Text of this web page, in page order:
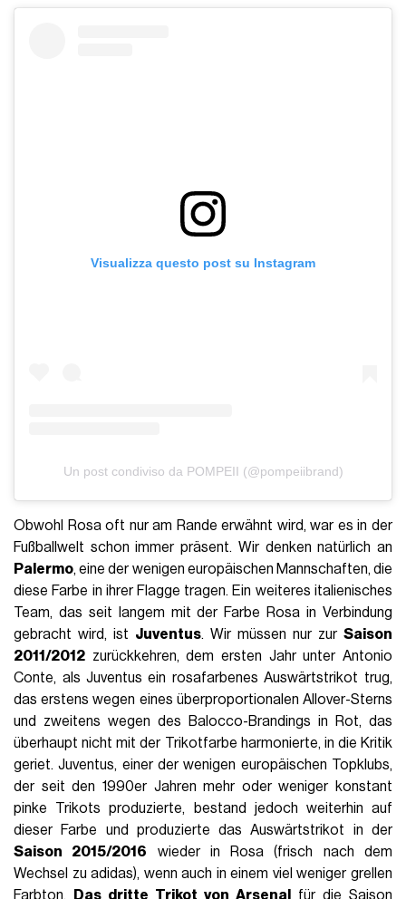
Visualizza questo post su Instagram
Un post condiviso da POMPEII (@pompeiibrand)
Obwohl Rosa oft nur am Rande erwähnt wird, war es in der
Fußballwelt schon immer präsent. Wir denken natürlich an
Palermo, eine der wenigen europäischen Mannschaften, die
diese Farbe in ihrer Flagge tragen. Ein weiteres italienisches
Team, das seit langem mit der Farbe Rosa in Verbindung
gebracht wird, ist Juventus. Wir müssen nur zur Saison
2011/2012 zurückkehren, dem ersten Jahr unter Antonio
Conte, als Juventus ein rosafarbenes Auswärtstrikot trug,
das erstens wegen eines überproportionalen Allover-Sterns
und zweitens wegen des Balocco-Brandings in Rot, das
überhaupt nicht mit der Trikotfarbe harmonierte, in die Kritik
geriet. Juventus, einer der wenigen europäischen Topklubs,
der seit den 1990er Jahren mehr oder weniger konstant
pinke Trikots produzierte, bestand jedoch weiterhin auf
dieser Farbe und produzierte das Auswärtstrikot in der
Saison 2015/2016 wieder in Rosa (frisch nach dem
Wechsel zu adidas), wenn auch in einem viel weniger grellen
Farbton.
Das dritte Trikot von Arsenal
für die Saison